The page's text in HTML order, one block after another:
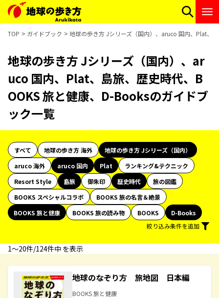
TOP ガイドブック 地球の歩き方 Jシリーズ（国内）、aruco 国内、Plat、
地球の歩き方 Jシリーズ（国内）、ar
uco 国内、Plat、島旅、歴史時代、B
OOKS 旅と健康、D-Booksのガイドブ
ック一覧
すべて 地球の歩き方 海外
地球の歩き方 Jシリーズ（国内）
aruco 海外
aruco 国内 Plat
ランキング&テクニック
Resort Style
島旅 御朱印 歴史時代
旅の図鑑
BOOKS スペシャルコラボ
BOOKS 旅の名言＆絶景
BOOKS 旅と健康
BOOKS 旅の読み物 BOOKS
D-Books
絞り込み条件を追加
1〜20件/124件中 を表示
地球のなぞり方 旅地図 日本編
BOOKS 旅と健康